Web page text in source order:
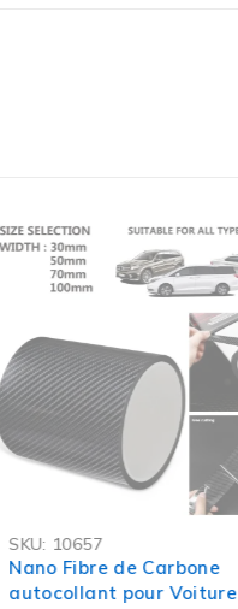
OFFRE FLASH
SKU: 10657
Nano Fibre de Carbone
autocollant pour Voiture